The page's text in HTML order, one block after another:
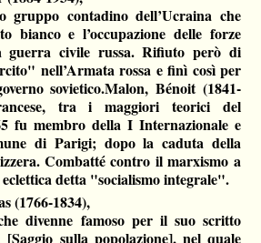
gruppo contadino dell’Ucraina che
bianco e l’occupazione delle forze
guerra civile russa. Rifiuto però di
nell’Armata rossa e finì così per
sovietico.Malon, Bénoit (1841-
tra i maggiori teorici del
fu membro della I Internazionale e
di Parigi; dopo la caduta della
Combatté contro il marxismo a
detta "socialismo integrale".
(1766-1834),
divenne famoso per il suo scritto
[Saggio sulla popolazione], nel quale